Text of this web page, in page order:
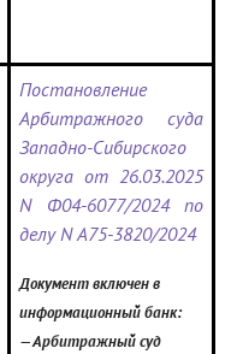
Постановление
Арбитражного суда
Западно-Сибирского
округа от 26.03.2025
N Ф04-6077/2024 по
делу N А75-3820/2024
Документ включен в
информационный банк:
— Арбитражный суд